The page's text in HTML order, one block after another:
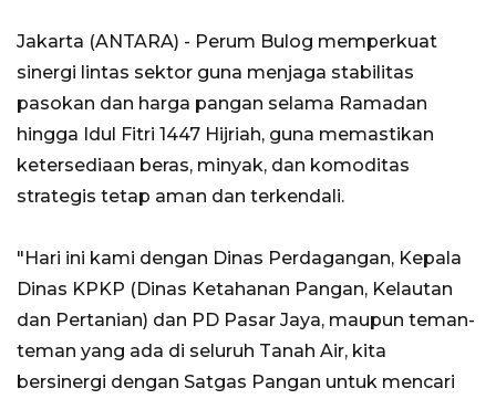
Jakarta (ANTARA) - Perum Bulog memperkuat
sinergi lintas sektor guna menjaga stabilitas
pasokan dan harga pangan selama Ramadan
hingga Idul Fitri 1447 Hijriah, guna memastikan
ketersediaan beras, minyak, dan komoditas
strategis tetap aman dan terkendali.
"Hari ini kami dengan Dinas Perdagangan, Kepala
Dinas KPKP (Dinas Ketahanan Pangan, Kelautan
dan Pertanian) dan PD Pasar Jaya, maupun teman-
teman yang ada di seluruh Tanah Air, kita
bersinergi dengan Satgas Pangan untuk mencari